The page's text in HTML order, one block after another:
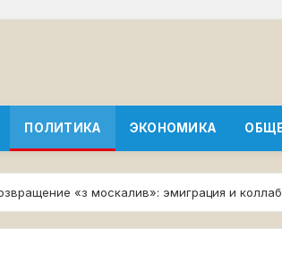
ПОЛИТИКА ЭКОНОМИКА
«з москалив»: эмиграция и